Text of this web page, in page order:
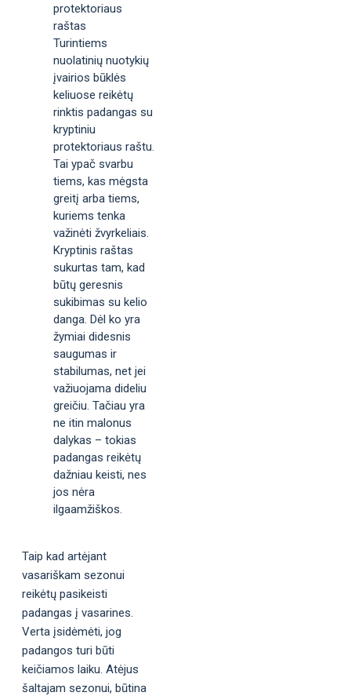
protektoriaus
raštas
Turintiems
nuolatinių nuotykių
įvairios būklės
keliuose reikėtų
rinktis padangas su
kryptiniu
protektoriaus raštu.
Tai ypač svarbu
tiems, kas mėgsta
greitį arba tiems,
kuriems tenka
važinėti žvyrkeliais.
Kryptinis raštas
sukurtas tam, kad
būtų geresnis
sukibimas su kelio
danga. Dėl ko yra
žymiai didesnis
saugumas ir
stabilumas, net jei
važiuojama dideliu
greičiu. Tačiau yra
ne itin malonus
dalykas – tokias
padangas reikėtų
dažniau keisti, nes
jos nėra
ilgaamžiškos.
Taip kad artėjant
vasariškam sezonui
reikėtų pasikeisti
padangas į vasarines.
Verta įsidėmėti, jog
padangos turi būti
keičiamos laiku. Atėjus
šaltajam sezonui, būtina